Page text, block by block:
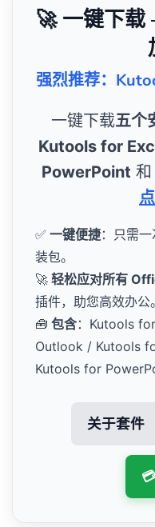
🚀 一键下
强烈推荐：
一键下载五个
Kutools for
PowerPoint 和
✅ 一键便捷：只需
装包。
🚀 轻松应对所有
插件，助您高效办公。
🧰 包含：Kutools
Outlook / Kutools
Kutools for
关于套件